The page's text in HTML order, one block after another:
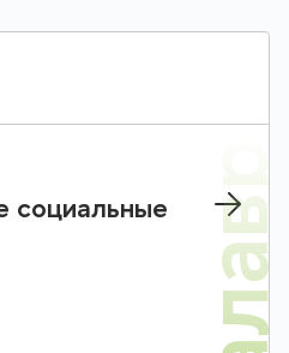
социальные